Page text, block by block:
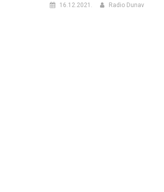
16.12.2021. Radio Dunav